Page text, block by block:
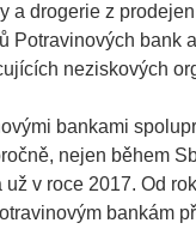
a drogerie z
Potravinových bank
neziskových
bankami
nejen během
v roce 2017. Od
bankám